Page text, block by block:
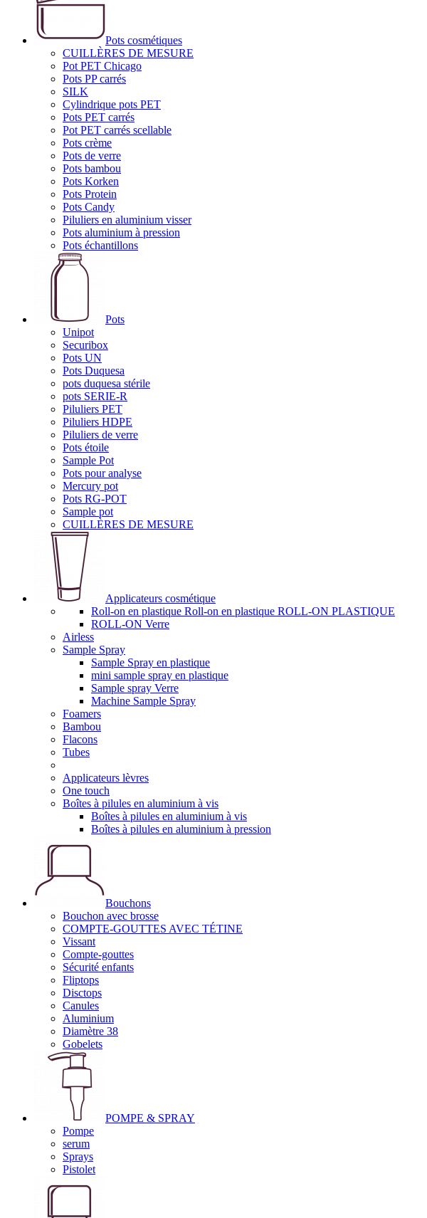
Pots cosmétiques
CUILLÈRES DE MESURE
Pot PET Chicago
Pots PP carrés
SILK
Cylindrique pots PET
Pots PET carrés
Pot PET carrés scellable
Pots crème
Pots de verre
Pots bambou
Pots Korken
Pots Protein
Pots Candy
Piluliers en aluminium visser
Pots aluminium à pression
Pots échantillons
Pots
Unipot
Securibox
Pots UN
Pots Duquesa
pots duquesa stérile
pots SERIE-R
Piluliers PET
Piluliers HDPE
Piluliers de verre
Pots étoile
Sample Pot
Pots pour analyse
Mercury pot
Pots RG-POT
Sample pot
CUILLÈRES DE MESURE
Applicateurs cosmétique
Roll-on en plastique Roll-on en plastique ROLL-ON PLASTIQUE
ROLL-ON Verre
Airless
Sample Spray
Sample Spray en plastique
mini sample spray en plastique
Sample spray Verre
Machine Sample Spray
Foamers
Bambou
Flacons
Tubes
Applicateurs lèvres
One touch
Boîtes à pilules en aluminium à vis
Boîtes à pilules en aluminium à vis
Boîtes à pilules en aluminium à pression
Bouchons
Bouchon avec brosse
COMPTE-GOUTTES AVEC TÉTINE
Vissant
Compte-gouttes
Sécurité enfants
Fliptops
Disctops
Canules
Aluminium
Diamètre 38
Gobelets
POMPE & SPRAY
Pompe
serum
Sprays
Pistolet